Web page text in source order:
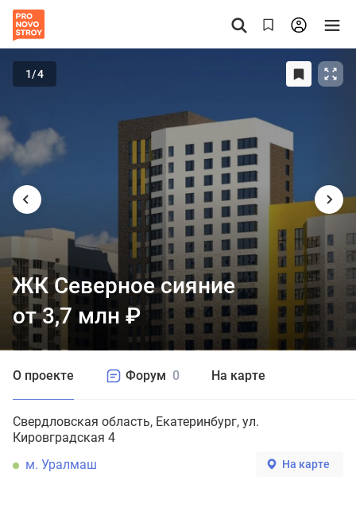
О проекте Форум 0 На карте
Свердловская область Екатеринбург ул.
Кировградская 4
м. Уралмаш
На карте
1/4
ЖК Северное сияние
от 3,7 млн ₽